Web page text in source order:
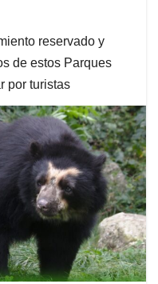
reservado y
de estos Parques
por turistas